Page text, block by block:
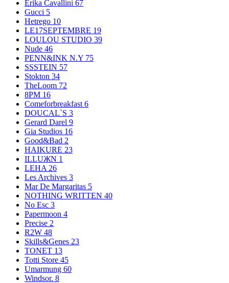
Erika Cavallini 67
Gucci 5
Hetrego 10
LE17SEPTEMBRE 19
LOULOU STUDIO 39
Nude 46
PENN&INK N.Y 75
SSSTEIN 57
Stokton 34
TheLoom 72
8PM 16
Comeforbreakfast 6
DOUCAL`S 3
Gerard Darel 9
Gia Studios 16
Good&Bad 2
HAIKURE 23
ILLUЖN 1
LEHA 26
Les Archives 3
Mar De Margaritas 5
NOTHING WRITTEN 40
No Esc 3
Papermoon 4
Precise 2
R2W 48
Skills&Genes 23
TONET 13
Totti Store 45
Umarmung 60
Windsor. 8